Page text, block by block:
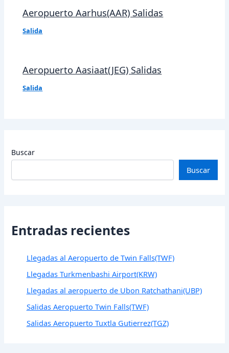
Aeropuerto Aarhus(AAR) Salidas
Salida
Aeropuerto Aasiaat(JEG) Salidas
Salida
Buscar
Buscar
Entradas recientes
Llegadas al Aeropuerto de Twin Falls(TWF)
Llegadas Turkmenbashi Airport(KRW)
Llegadas al aeropuerto de Ubon Ratchathani(UBP)
Salidas Aeropuerto Twin Falls(TWF)
Salidas Aeropuerto Tuxtla Gutierrez(TGZ)